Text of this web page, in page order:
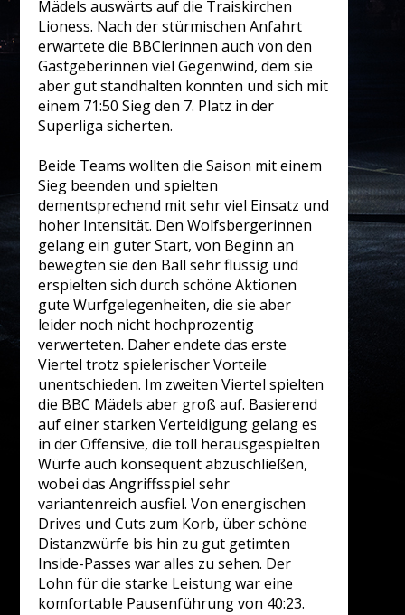
Mädels auswärts auf die Traiskirchen
Lioness. Nach der stürmischen Anfahrt
erwartete die BBClerinnen auch von den
Gastgeberinnen viel Gegenwind, dem sie
aber gut standhalten konnten und sich mit
einem 71:50 Sieg den 7. Platz in der
Superliga sicherten.
Beide Teams wollten die Saison mit einem
Sieg beenden und spielten
dementsprechend mit sehr viel Einsatz und
hoher Intensität. Den Wolfsbergerinnen
gelang ein guter Start, von Beginn an
bewegten sie den Ball sehr flüssig und
erspielten sich durch schöne Aktionen
gute Wurfgelegenheiten, die sie aber
leider noch nicht hochprozentig
verwerteten. Daher endete das erste
Viertel trotz spielerischer Vorteile
unentschieden. Im zweiten Viertel spielten
die BBC Mädels aber groß auf. Basierend
auf einer starken Verteidigung gelang es
in der Offensive, die toll herausgespielten
Würfe auch konsequent abzuschließen,
wobei das Angriffsspiel sehr
variantenreich ausfiel. Von energischen
Drives und Cuts zum Korb, über schöne
Distanzwürfe bis hin zu gut getimten
Inside-Passes war alles zu sehen. Der
Lohn für die starke Leistung war eine
komfortable Pausenführung von 40:23.